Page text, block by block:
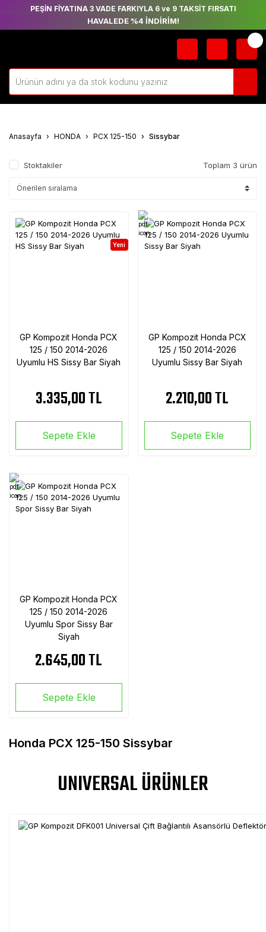
PEŞİN FİYATINA 3 VADE FARKIYLA 6 ve 9 TAKSİT FIRSATI
HAVALEDE %4 İNDİRİM!
Anasayfa HONDA PCX 125-150 Sissybar
Stoktakiler Toplam 3 ürün
Yeni
GP Kompozit Honda PCX
125 / 150 2014-2026
Uyumlu HS Sissy Bar Siyah
3.335,00 TL
Sepete Ekle
GP Kompozit Honda PCX
125 / 150 2014-2026
Uyumlu Sissy Bar Siyah
2.210,00 TL
Sepete Ekle
GP Kompozit Honda PCX
125 / 150 2014-2026
Uyumlu Spor Sissy Bar
Siyah
2.645,00 TL
Sepete Ekle
Honda PCX 125-150 Sissybar
UNIVERSAL ÜRÜNLER